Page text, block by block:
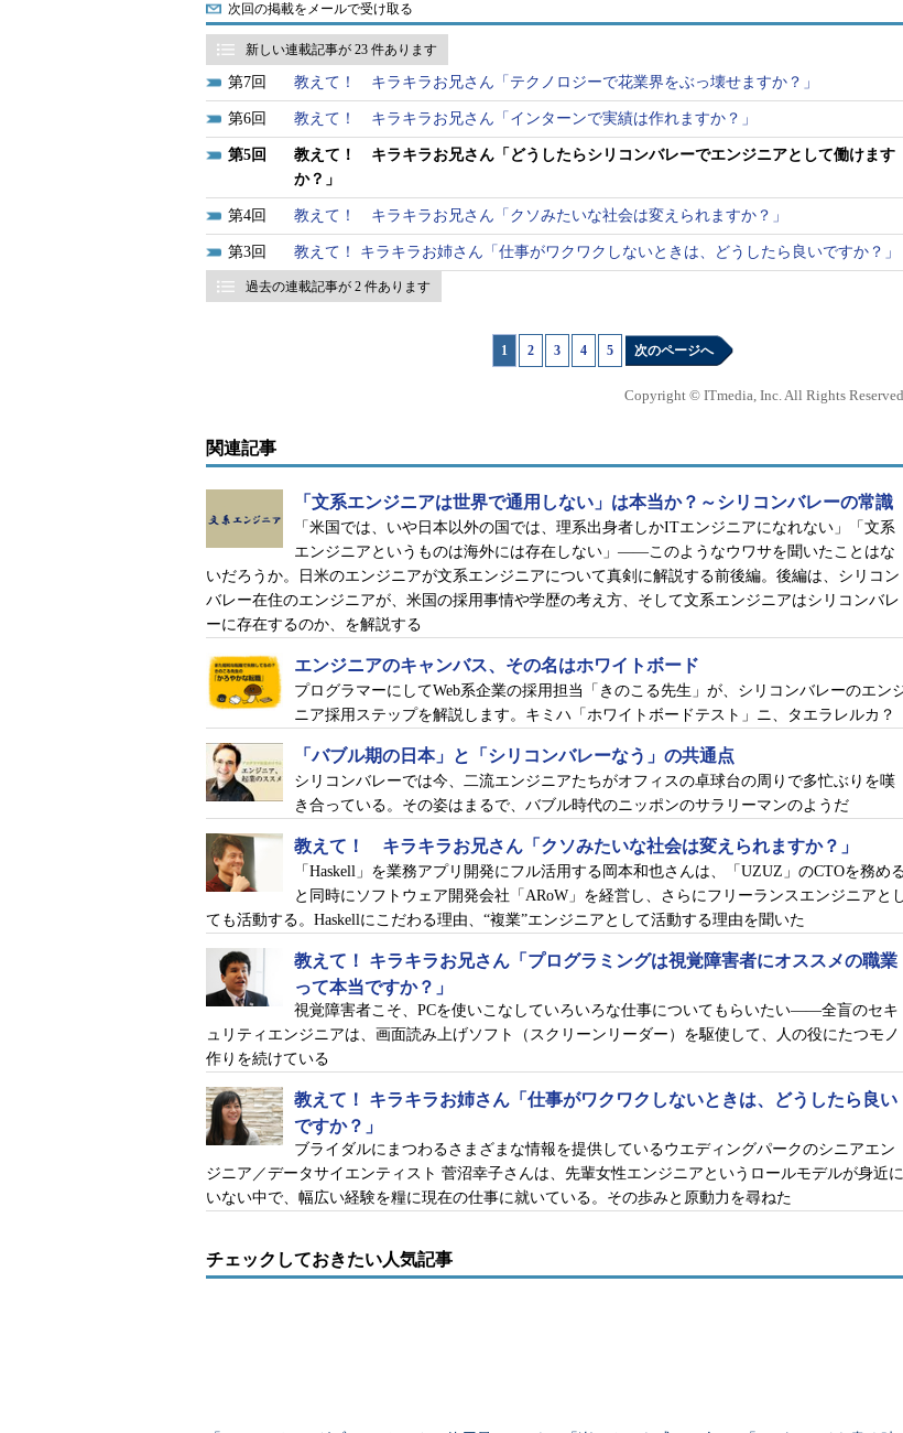
シリコンバレーをゴーゴーと爆音を立てて南北に縦断するカルトレイン。ちなみに電車ではなくてディーゼル
エル氏は＠ITの「エンジニアライフ」で、シリコンバレーのITエンジニアの日常を伝
えるコラム「エルカミノリアルは今日もバグだらけ」でもおなじみだ。
在米歴は15年を超え、日本人の奥さんと子供と共に米国に住む。米国での仕事と生活
のスタイルもすっかり板についている様子だ。祝い事があれば部下や同僚たちと飲み会
を楽しみ、自宅の天井が雨漏りすれば、ホームセンターで補修材を買ってきて屋上のコ
ンクリートをDIYで直す。「40すぎなのでお兄さんではないですね」と笑う姿も、気さく
そんなエル氏にも、大きな環境の変化は何度かあった。M＆Aによって勤務先が突然、
大手企業に買収されたり、会社が事業を縮小したことで部署ごと消滅したりなどの経験
もある。勤務先の変更に伴って居住地が東部から西海岸に変わり、文化の違いに戸惑っ
たことも。それでもずっとソフトウェアエンジニアとして米国で働き続けてきた。
「米国が日本と大きく異なるのは、ソフトウェアエンジニアが職業として確立してい
ることです。エンジニアとしてのスキルや経験があれば、それをきちんと評価して採用
します。キャリアの途中でむりやりマネジャーに専念させられることもありませんし、
エンジニアを続けたいと言えば、死ぬまでエンジニアを続けることができます。実際、
背中が丸まった白髪の老人でも当たり前のようにコードを書いたり、ハンダ付けしたり
しています。エンジニアは、時計職人や水道工事業者などと同じ專門職なんです」
専門職であるため分業が徹底しており、自分の意思に反するような異動や転勤はな
い。ワークライフバランスの意識が浸透しているため、1日をどう使って働くか融通を効
かせやすい。趣味に興じたり、家族と過ごしたりと、自分のライフスタイルに合わせ
て、仕事やキャリアを設計できるのだ。
このような「シリコンバレーで働くエンジニア」の話となると、華やかで楽しげなイ
メージが先行する。だがエル氏は、「日本のイメージとは懸け離れた現実に驚くことも
次回の掲載をメールで受け取る
新しい連載記事が 23 件あります
7 教えて！ キラキラお兄さん「テクノロジーで花業界をぶっ壊せますか？」
6 教えて！ キラキラお兄さん「インターンで実績は作れますか？」
5
教えて！ キラキラお兄さん「どうしたらシリコンバレーでエンジニアとして働けます
か？」
4 教えて！ キラキラお兄さん「クソみたいな社会は変えられますか？」
3 教えて！ キラキラお姉さん「仕事がワクワクしないときは、どうしたら良いですか？」
過去の連載記事が 2 件あります
1 2 3 4 5 次のページへ
Copyright © ITmedia, Inc. All Rights
関連記事
「文系エンジニアは世界で通用しない」は本当か？～シリコンバレーの常識
「米国では、いや日本以外の国では、理系出身者しかITエンジニアになれない」「文系
エンジニアというものは海外には存在しない」――このようなウワサを聞いたことはな
いだろうか。日米のエンジニアが文系エンジニアについて真剣に解説する前後編。後編は、シリコン
バレー在住のエンジニアが、米国の採用事情や学歴の考え方、そして文系エンジニアはシリコンバレ
ーに存在するのか、を解説する
エンジニアのキャンバス、その名はホワイトボード
プログラマーにしてWeb系企業の採用担当「きのこる先生」が、シリコンバレーのエン
ニア採用ステップを解説します。キミハ「ホワイトボードテスト」ニ、タエラレルカ？
「バブル期の日本」と「シリコンバレーなう」の共通点
シリコンバレーでは今、二流エンジニアたちがオフィスの卓球台の周りで多忙ぶりを嘆
き合っている。その姿はまるで、バブル時代のニッポンのサラリーマンのようだ
教えて！ キラキラお兄さん「クソみたいな社会は変えられますか？」
「Haskell」を業務アプリ開発にフル活用する岡本和也さんは、「UZUZ」のCTOを務め
と同時にソフトウェア開発会社「ARoW」を経営し、さらにフリーランスエンジニアと
ても活動する。Haskellにこだわる理由、“複業”エンジニアとして活動する理由を聞いた
教えて！ キラキラお兄さん「プログラミングは視覚障害者にオススメの職業
って本当ですか？」
視覚障害者こそ、PCを使いこなしていろいろな仕事についてもらいたい――全盲のセキ
ュリティエンジニアは、画面読み上げソフト（スクリーンリーダー）を駆使して、人の役にたつモノ
作りを続けている
教えて！ キラキラお姉さん「仕事がワクワクしないときは、どうしたら良い
ですか？」
ブライダルにまつわるさまざまな情報を提供しているウエディングパークのシニアエン
ジニア／データサイエンティスト 菅沼幸子さんは、先輩女性エンジニアというロールモデルが身近に
いない中で、幅広い経験を糧に現在の仕事に就いている。その歩みと原動力を尋ねた
チェックしておきたい人気記事